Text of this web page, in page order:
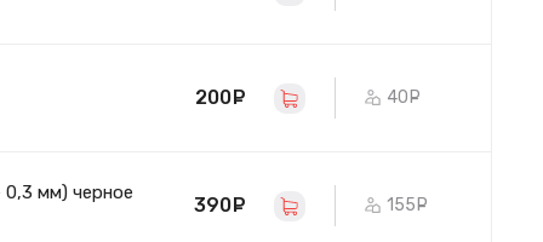
200 руб. 40
0,3 мм) черное
390 руб. 155